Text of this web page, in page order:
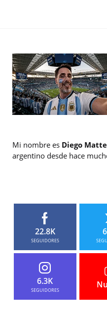
Mi nombre es Diego
argentino desde hace
22.8K
SEGUIDORES
6.3K
SEGUIDORES